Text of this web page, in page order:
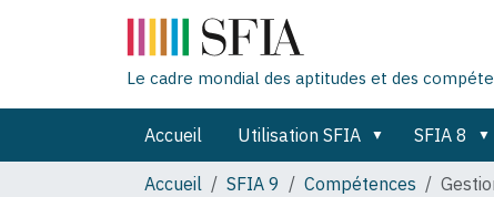
Le cadre mondial des aptitudes et des
Accueil Utilisation SFIA SFIA 8
Accueil
SFIA 9 Compétences